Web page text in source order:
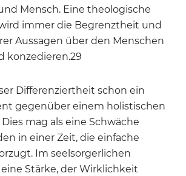
Mensch. Eine theologische
immer die Begrenztheit und
Aussagen über den Menschen
konzedieren.29
Differenziertheit schon ein
gegenüber einem holistischen
mag als eine Schwäche
in einer Zeit, die einfache
Im seelsorgerlichen
Stärke, der Wirklichkeit